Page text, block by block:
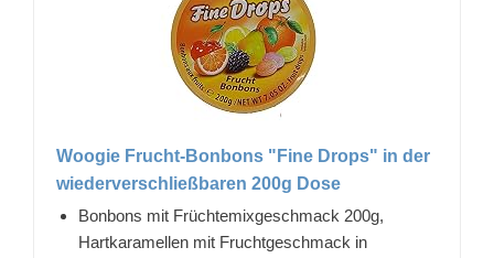
Woogie Frucht-Bonbons "Fine Drops" in der
wiederverschließbaren 200g Dose
Bonbons mit Früchtemixgeschmack 200g,
Hartkaramellen mit Fruchtgeschmack in